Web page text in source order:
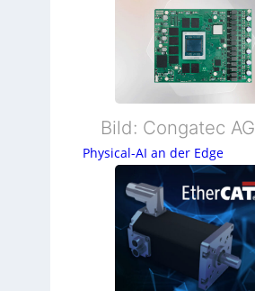
Bild: Congatec AG
Physical-AI an der Edge